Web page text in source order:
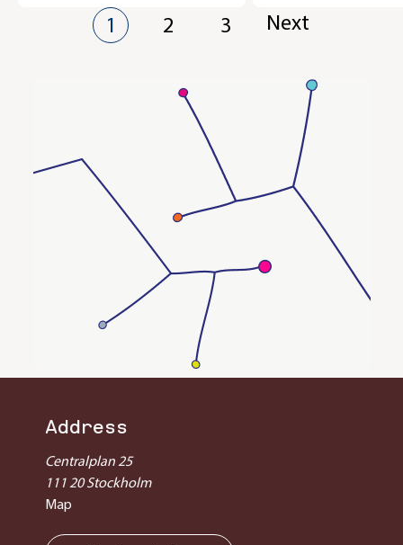
att idén vore viktigare än objektet i sig.
Posts 1 2 3 Next
Address
Centralplan 25
111 20 Stockholm
Map